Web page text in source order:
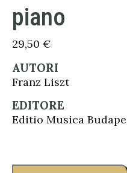
piano
29,50 €
AUTORI
Franz Liszt
EDITORE
Editio Musica